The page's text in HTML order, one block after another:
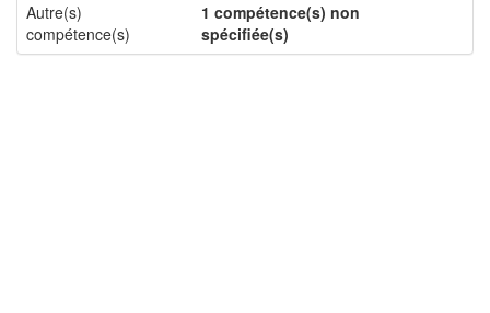
Autre(s)
compétence(s)
1 compétence(s) non
spécifiée(s)